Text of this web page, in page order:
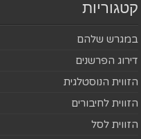
קטגוריות
במגרש שלהם
דירוג הפרשנים
הזווית הנוסטלגית
הזווית לחיבורים
הזווית לסל